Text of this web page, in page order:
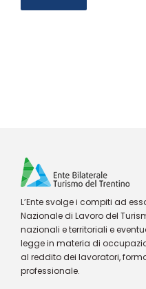
L’Ente svolge i compiti ad
Nazionale di Lavoro del
nazionali e territoriali e
legge in materia di
al reddito dei lavoratori,
professionale.